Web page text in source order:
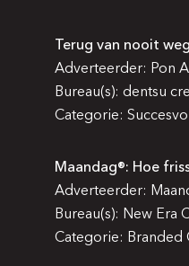
Terug van nooit
Adverteerder: Pon
Bureau(s): dentsu
Categorie:
Maandag®: Hoe
Adverteerder:
Bureau(s): New Era
Categorie: Branded